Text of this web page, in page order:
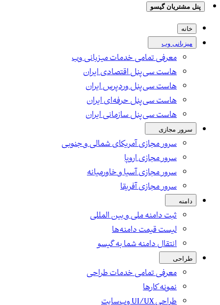
پنل مشتریان گیسو
خانه
میزبانی وب
معرفی تمامی خدمات میزبانی وب
هاست سی‌پنل اقتصادی ایران
هاست سی‌پنل وردپرس ایران
هاست سی‌پنل حرفه‌ای ایران
هاست سی‌پنل سازمانی ایران
سرور مجازی
سرور مجازی آمریکای شمالی و جنوبی
سرور مجازی اروپا
سرور مجازی آسیا و خاورمیانه
سرور مجازی آفریقا
دامنه
ثبت دامنه ملی و بین المللی
لیست قیمت دامنه‌ها
انتقال دامنه شما به گیسو
طراحی
معرفی تمامی خدمات طراحی
نمونه کارها
طراحی UI/UX وب‌سایت